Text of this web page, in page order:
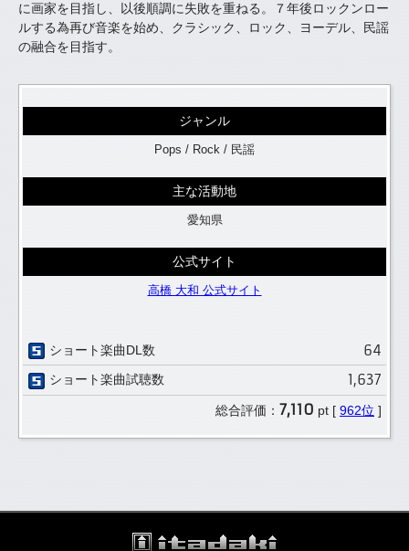
に画家を目指し、以後順調に失敗を重ねる。７年後ロックンロー
ルする為再び音楽を始め、クラシック、ロック、ヨーデル、民謡
の融合を目指す。
ジャンル
Pops / Rock / 民謡
主な活動地
愛知県
公式サイト
高橋 大和 公式サイト
ショート楽曲DL数 64
ショート楽曲試聴数 1,637
総合評価： 7,110 pt [ 962位 ]